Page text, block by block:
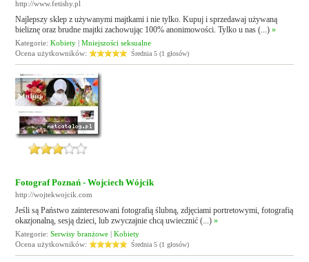
http://www.fetishy.pl
Najlepszy sklep z używanymi majtkami i nie tylko. Kupuj i sprzedawaj używaną
bieliznę oraz brudne majtki zachowując 100% anonimowości. Tylko u nas (...)»
Kategorie:Kobiety |Mniejszości seksualne
Ocena użytkowników:
Średnia 5 (1 głosów)
Fotograf Poznań - Wojciech Wójcik
http://wojtekwojcik.com
Jeśli są Państwo zainteresowani fotografią ślubną, zdjęciami portretowymi, fotografią
okazjonalną, sesją dzieci, lub zwyczajnie chcą uwiecznić (...)»
Kategorie:Serwisy branżowe |Kobiety
Ocena użytkowników:
Średnia 5 (1 głosów)